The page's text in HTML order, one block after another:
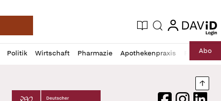
Deutsche Apotheker Zeitung
Aktuelle Ausgabe
Suche login
login
Politik Wirtschaft Pharmazie Apothekenpraxis RechtAbo
Profil
öffnen
Daz
Pur
Deutscher Apotheker Verlag Logo
FacebookInstagram